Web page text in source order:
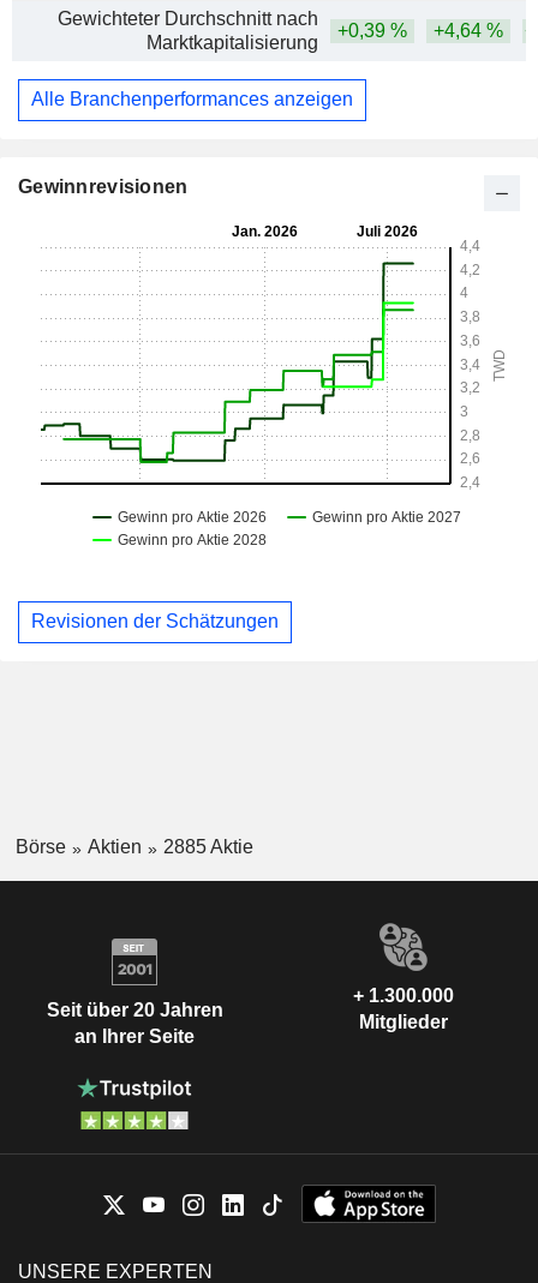
Gewichteter Durchschnitt nach
Marktkapitalisierung
+0,39 % +4,64 %
Alle Branchenperformances anzeigen
Gewinnrevisionen
Revisionen der Schätzungen
Börse Aktien 2885 Aktie
Seit über 20 Jahren
an Ihrer Seite
+ 1.300.000
Mitglieder
UNSERE EXPERTEN